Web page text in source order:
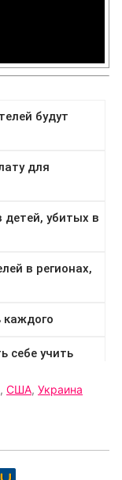
, США, Украина